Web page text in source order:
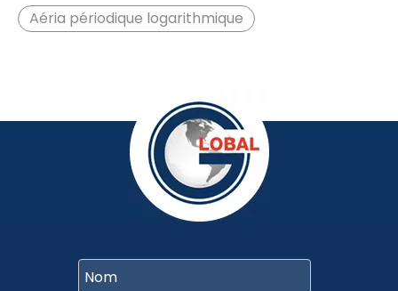
Aéria périodique logarithmique